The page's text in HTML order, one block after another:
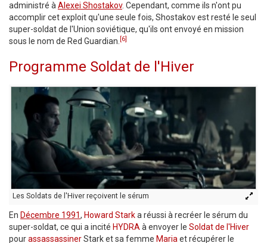
administré à Alexei Shostakov. Cependant, comme ils n'ont pu
accomplir cet exploit qu'une seule fois, Shostakov est resté le seul
super-soldat de l'Union soviétique, qu'ils ont envoyé en mission
sous le nom de Red Guardian. [6]
Programme Soldat de l'Hiver
Les Soldats de l'Hiver reçoivent le sérum
En Décembre 1991, Howard Starka réussi à recréer le sérum du
super-soldat, ce qui a incité HYDRA à envoyer le Soldat de l'Hiver
pourassassassinerStark et sa femme Maria et récupérer le